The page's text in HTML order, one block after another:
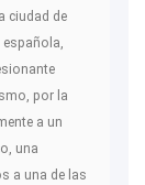
ciudad de
española,
por la
a un
una
a una de las